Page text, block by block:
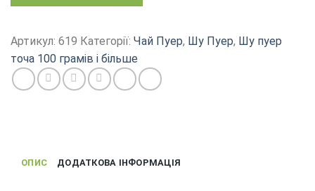
шу
пуер
"Старий
чайний
Артикул: 619 Категорії: Чай Пуер, Шу Пуер, Шу пуер
точа 100 грамів і більше
ОПИС ДОДАТКОВА ІНФОРМАЦІЯ